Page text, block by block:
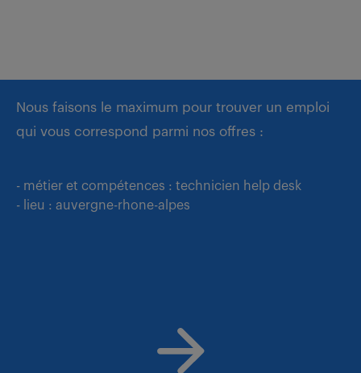
Nous faisons le maximum pour trouver un emploi
qui vous correspond parmi nos offres :
- métier et compétences : technicien help desk
- lieu : auvergne-rhone-alpes